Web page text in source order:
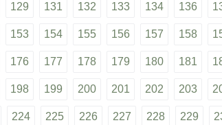
129 131 132 133 134 136
153 154 155 156 157 158
176 177 178 179 180 181
198 199 200 201 202 203
224 225 226 227 228 229